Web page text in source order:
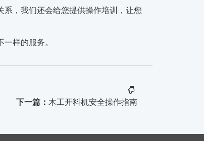
，我们还会给您提供操作培训，让您
样的服务。
下一篇： 木工开料机安全操作指南